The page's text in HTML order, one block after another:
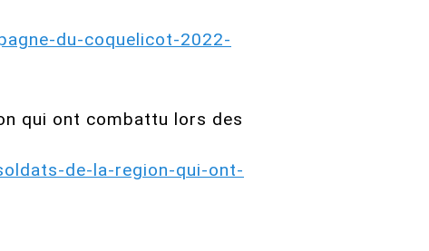
du-coquelicot-2022-
qui ont combattu lors des
de-la-region-qui-ont-